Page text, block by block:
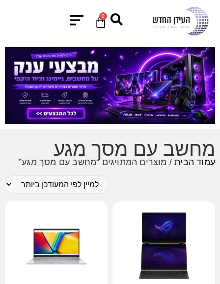
0
מחשב עם מסך מגע
עמוד הבית/ מוצרים המתויגים “מחשב עם מסך מגע”